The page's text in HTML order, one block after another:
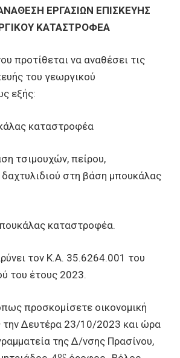
ΕΡΓΑΣΙΩΝ ΕΠΙΣΚΕΥΗΣ
ΚΑΤΑΣΤΡΟΦΕΑ
προτίθεται να αναθέσει τις
του γεωργικού
εξής:
καταστροφέα
τσιμουχών, πείρου,
δαχτυλιδιού στη βάση μπουκάλας
καταστροφέα.
τον Κ.Α. 35.6264.001 του
του έτους 2023.
προσκομίσετε οικονομική
Δευτέρα 23/10/2023 και ώρα
της Δ/νσης Πρασίνου,
ος